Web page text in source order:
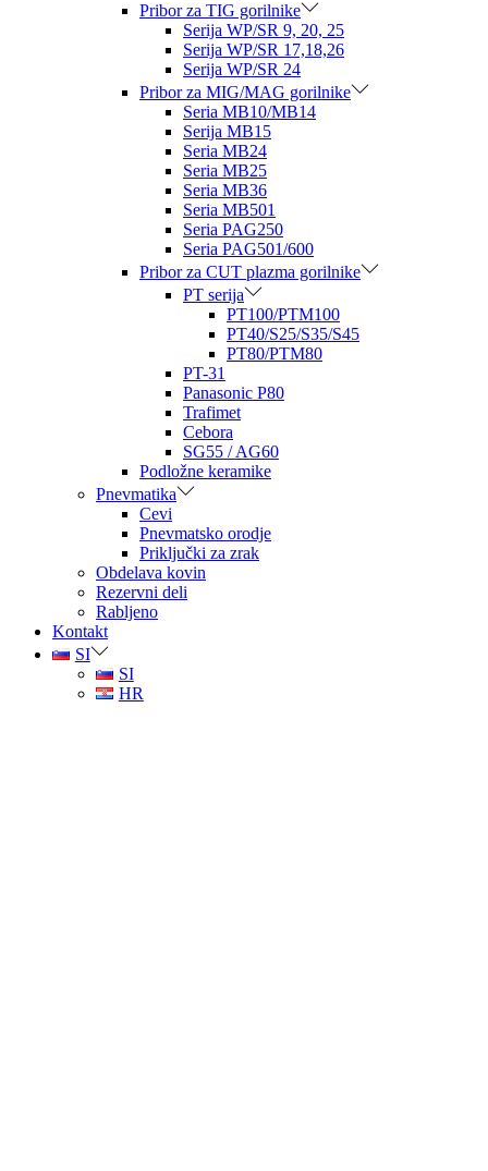
Pribor za TIG gorilnike
Serija WP/SR 9, 20, 25
Serija WP/SR 17,18,26
Serija WP/SR 24
Pribor za MIG/MAG gorilnike
Seria MB10/MB14
Serija MB15
Seria MB24
Seria MB25
Seria MB36
Seria MB501
Seria PAG250
Seria PAG501/600
Pribor za CUT plazma gorilnike
PT serija
PT100/PTM100
PT40/S25/S35/S45
PT80/PTM80
PT-31
Panasonic P80
Trafimet
Cebora
SG55 / AG60
Podložne keramike
Pnevmatika
Cevi
Pnevmatsko orodje
Priključki za zrak
Obdelava kovin
Rezervni deli
Rabljeno
Kontakt
SI
SI
HR